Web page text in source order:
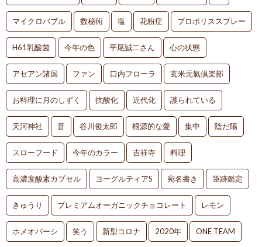
マイクロバブル 数秘術 塩 花粉症 プロポリススプレー
H61乳酸菌 今年の色 平尾誠二さん 心の状態
アセアン諸国 ファン 口内フローラ 玄米元氣倶楽部
お料理に月のしずく 抗酸化 近代化 護られている
天河神社 音 谷川俊太郎 根源的な愛 集中 陰だ陽
スローフード 今年のカラー 吉祥寺 料理
高濃度酸素カプセル ヨーグルティアS 宛名書き 筆跡鑑定
きゅうり プレミアムオーガニックチョコレート レモン
ホメオパーシ 笑う 新型コロナ 2020年 ONE TEAM